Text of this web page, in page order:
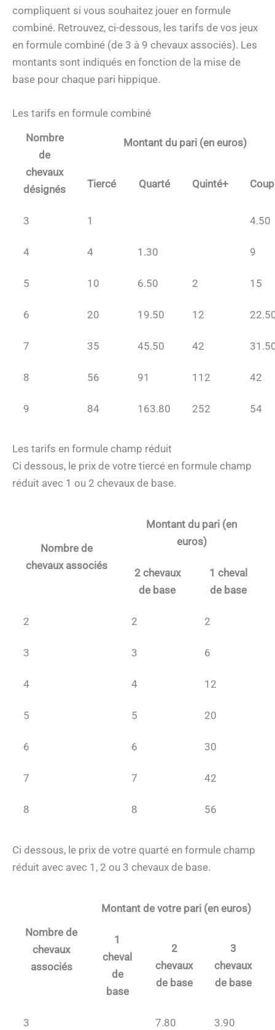
compliquent si vous souhaitez jouer en formule
combiné. Retrouvez, ci-dessous, les tarifs de vos jeux
en formule combiné (de 3 à 9 chevaux associés). Les
montants sont indiqués en fonction de la mise de
base pour chaque pari hippique.
Les tarifs en formule combiné
Nombre
de
chevaux
désignés
Montant du pari (en euros)
Tiercé Quarté Quinté+
3 1 4.50
4 4 1.30 9
5 10 6.50 2 15
6 20 19.50 12
7 35 45.50 42
8 56 91 112 42
9 84 163.80 252 54
Les tarifs en formule champ réduit
Ci dessous, le prix de votre tiercé en formule champ
réduit avec 1 ou 2 chevaux de base.
Nombre de
chevaux associés
Montant du pari (en
euros)
2 chevaux
de base
1 cheval
de base
2 2 2
3 3 6
4 4 12
5 5 20
6 6 30
7 7 42
8 8 56
Ci dessous, le prix de votre quarté en formule champ
réduit avec avec 1, 2 ou 3 chevaux de base.
Nombre de
chevaux
associés
Montant de votre pari (en euros)
1
cheval
de
base
2
chevaux
de base
3
chevaux
de base
3 7.80 3.90